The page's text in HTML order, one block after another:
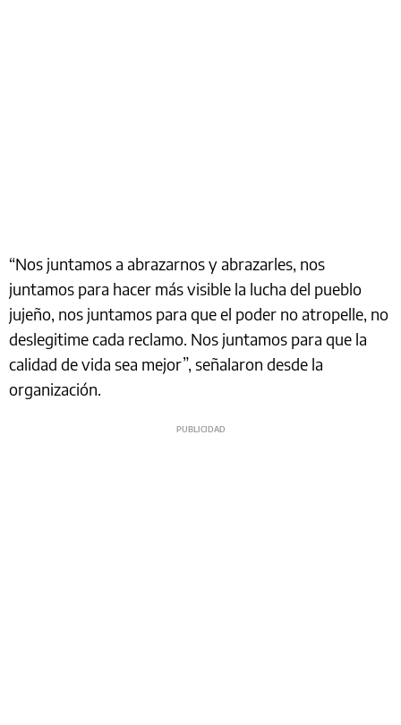
“Nos juntamos a abrazarnos y abrazarles, nos
juntamos para hacer más visible la lucha del pueblo
jujeño, nos juntamos para que el poder no atropelle, no
deslegitime cada reclamo. Nos juntamos para que la
calidad de vida sea mejor”, señalaron desde la
organización.